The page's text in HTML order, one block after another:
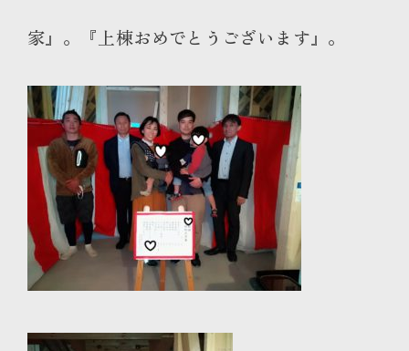
家』。『上棟おめでとうございます』。